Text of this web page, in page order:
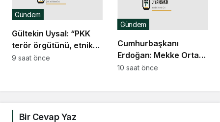
Gültekin Uysal: “PKK
terör örgütünü, etnik
grubun temsili
Gündem
9 saat önce
Cumhurbaşkanı
Erdoğan: Mekke Ortak
Savunma Anlaşması
Gündem
10 saat önce
Bir Cevap Yaz